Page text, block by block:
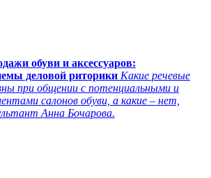
обуви и аксессуаров:
деловой риторики Какие речевые
при общении с потенциальными и
салонов обуви, а какие – нет,
Анна Бочарова.